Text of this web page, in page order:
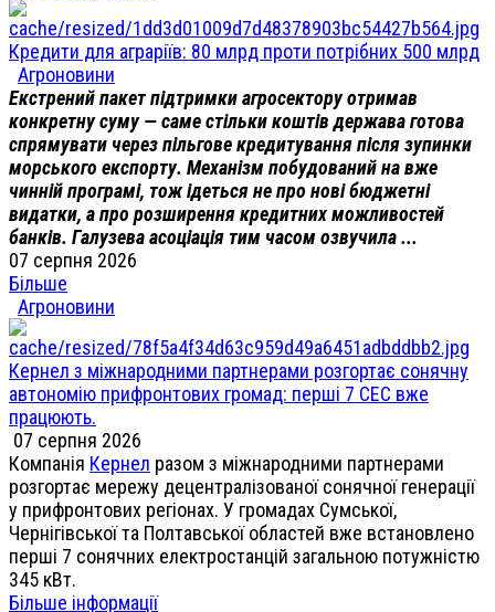
Кредити для аграріїв: 80 млрд проти потрібних 500 млрд
Агроновини
Екстрений пакет підтримки агросектору отримав
конкретну суму — саме стільки коштів держава готова
спрямувати через пільгове кредитування після зупинки
морського експорту. Механізм побудований на вже
чинній програмі, тож ідеться не про нові бюджетні
видатки, а про розширення кредитних можливостей
банків. Галузева асоціація тим часом озвучила ...
07 серпня 2026
Більше
Агроновини
Кернел з міжнародними партнерами розгортає сонячну
автономію прифронтових громад: перші 7 СЕС вже
працюють.
07 серпня 2026
Компанія Кернел разом з міжнародними партнерами
розгортає мережу децентралізованої сонячної генерації
у прифронтових регіонах. У громадах Сумської,
Чернігівської та Полтавської областей вже встановлено
перші 7 сонячних електростанцій загальною потужністю
345 кВт.
Більше інформації